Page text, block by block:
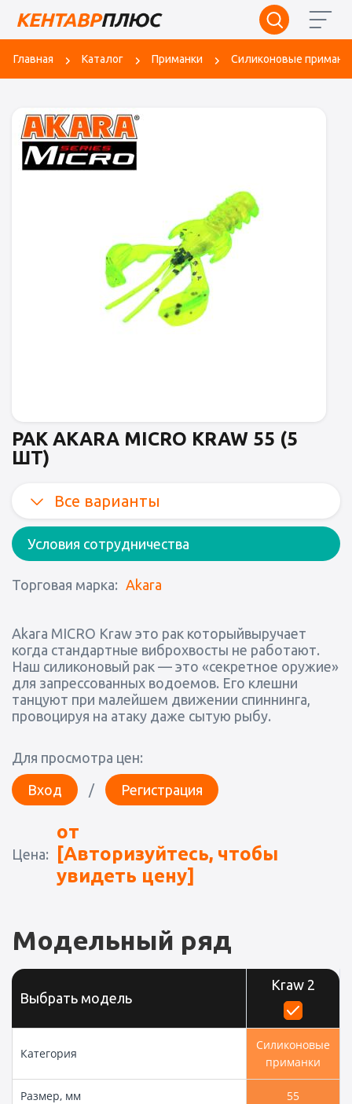
Главная Каталог Приманки Силиконовые
РАК AKARA MICRO KRAW 55 (5
ШТ)
Все варианты
Условия сотрудничества
Торговая марка: Akara
Akara MICRO Kraw это рак которыйвыручает
когда стандартные виброхвосты не работают.
Наш силиконовый рак — это «секретное оружие»
для запрессованных водоемов. Его клешни
танцуют при малейшем движении спиннинга,
провоцируя на атаку даже сытую рыбу.
Для просмотра цен:
Вход / Регистрация
Цена:
от
[Авторизуйтесь, чтобы
увидеть цену]
Модельный ряд
Выбрать модель
Kraw 2
Категория
Силиконовые
приманки
Размер, мм 55